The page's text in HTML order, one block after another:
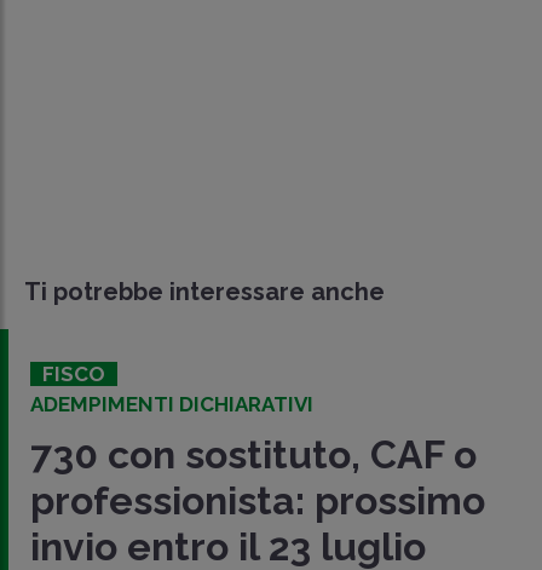
Ti potrebbe interessare anche
FISCO
ADEMPIMENTI DICHIARATIVI
730 con sostituto, CAF o
professionista: prossimo
invio entro il 23 luglio